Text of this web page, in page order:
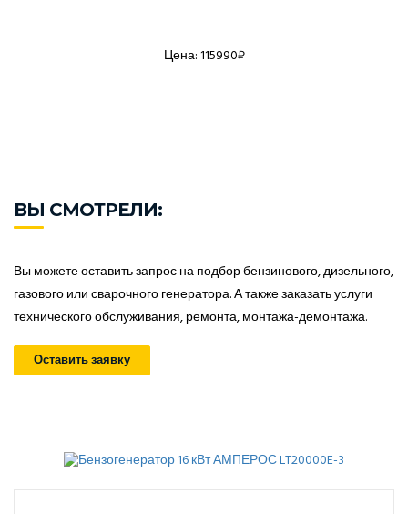
Цена: 115990₽
ВЫ СМОТРЕЛИ:
Вы можете оставить запрос на подбор бензинового, дизельного,
газового или сварочного генератора. А также заказать услуги
технического обслуживания, ремонта, монтажа-демонтажа.
Оставить заявку